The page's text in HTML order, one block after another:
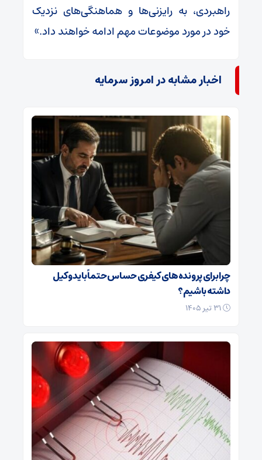
راهبردی، به رایزنی‌ها و هماهنگی‌های نزدیک
خود در مورد موضوعات مهم ادامه خواهند داد.»
اخبار مشابه در امروز سرمایه
چرا برای پرونده‌های کیفری حساس حتماً باید وکیل
داشته باشیم؟